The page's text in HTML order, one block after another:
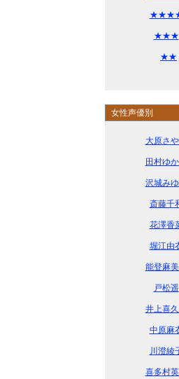
★★★
★★
女性声優別
大原さ
田村ゆ
沢城み
斎藤千
花澤香
堀江由
能登麻
戸松遥
井上喜
中原麻
川澄綾
喜多村